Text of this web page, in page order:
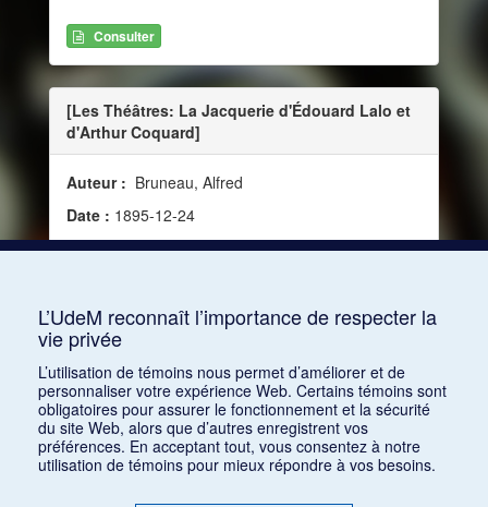
Consulter
[Les Théâtres: La Jacquerie d'Édouard Lalo et
d'Arthur Coquard]
Auteur : Bruneau, Alfred
Date : 1895-12-24
Source :Le Figaro, no 358 (24 décembre 1895)
L’UdeM reconnaît l’importance de respecter la
vie privée
L’utilisation de témoins nous permet d’améliorer et de
personnaliser votre expérience Web. Certains témoins sont
obligatoires pour assurer le fonctionnement et la sécurité
du site Web, alors que d’autres enregistrent vos
préférences. En acceptant tout, vous consentez à notre
utilisation de témoins pour mieux répondre à vos besoins.